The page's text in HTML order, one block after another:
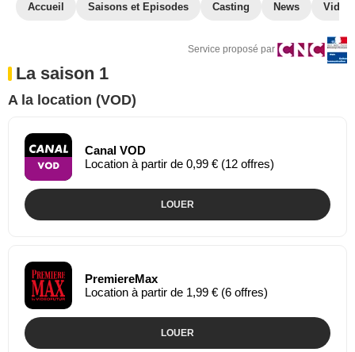
Accueil Saisons et Episodes Casting News
Service proposé par
La saison 1
A la location (VOD)
Canal VOD
Location à partir de 0,99 € (12 offres)
LOUER
PremiereMax
Location à partir de 1,99 € (6 offres)
LOUER